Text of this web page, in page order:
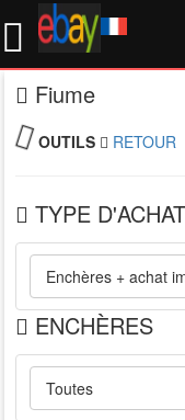
Fiume
OUTILS RETOUR
TYPE D'ACHAT
ENCHÈRES